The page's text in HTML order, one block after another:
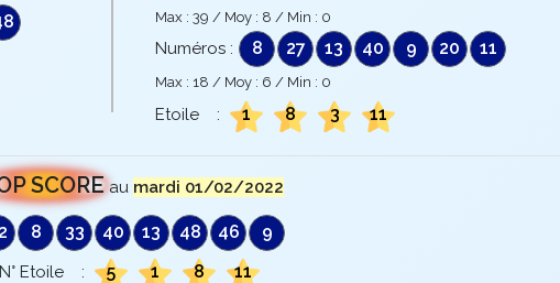
Max : 39 / Moy : 8 / Min : 0
Numéros : 8 27 13 40 9 20 11
Max : 18 / Moy : 6 / Min : 0
Etoile : 1 8 3 11
SCORE au mardi 01/02/2022
8 33 40 13 48 46 9
N° Etoile : 5 1 8 11